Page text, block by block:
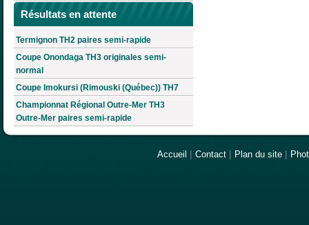
Résultats en attente
Termignon TH2 paires semi-rapide
Coupe Onondaga TH3 originales semi-
normal
Coupe Imokursi (Rimouski (Québec)) TH7
Championnat Régional Outre-Mer TH3
Outre-Mer paires semi-rapide
Accueil Contact Plan du site